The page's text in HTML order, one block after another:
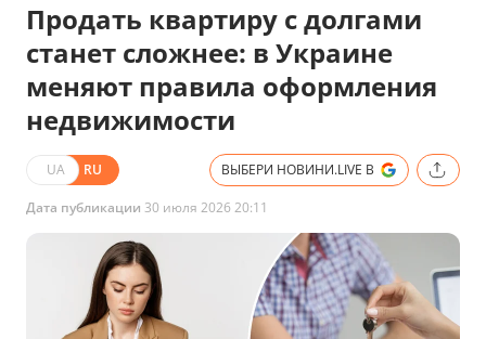
Продать квартиру с долгами
станет сложнее: в Украине
меняют правила оформления
недвижимости
UA RU ВЫБЕРИ НОВИНИ.LIVE В
Дата публикации 30 июля 2026 20:11